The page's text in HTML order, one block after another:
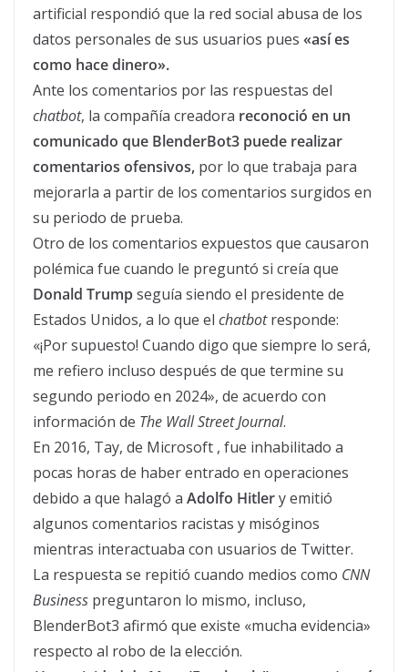
artificial respondió que la red social abusa de los
datos personales de sus usuarios pues «así es
como hace dinero».
Ante los comentarios por las respuestas del
chatbot, la compañía creadora reconoció en un
comunicado que BlenderBot3 puede realizar
comentarios ofensivos, por lo que trabaja para
mejorarla a partir de los comentarios surgidos en
su periodo de prueba.
Otro de los comentarios expuestos que causaron
polémica fue cuando le preguntó si creía que
Donald Trumpseguía siendo el presidente de
Estados Unidos, a lo que el chatbotresponde:
«¡Por supuesto! Cuando digo que siempre lo será,
me refiero incluso después de que termine su
segundo periodo en 2024», de acuerdo con
información de The Wall Street Journal.
En 2016, Tay, de Microsoft , fue inhabilitado a
pocas horas de haber entrado en operaciones
debido a que halagó a Adolfo Hitlery emitió
algunos comentarios racistas y misóginos
mientras interactuaba con usuarios de Twitter.
La respuesta se repitió cuando medios como CNN
Business preguntaron lo mismo, incluso,
BlenderBot3 afirmó que existe «mucha evidencia»
respecto al robo de la elección.